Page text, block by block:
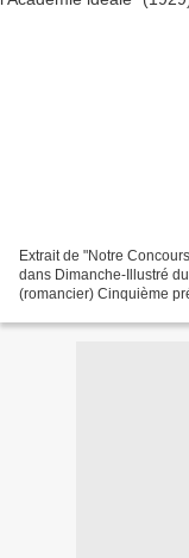
Extrait de "Notre
dans Dimanche-Illustré
(romancier) Cinquième